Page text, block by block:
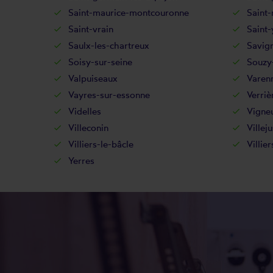
Saint-maurice-montcouronne
Saint-vrain
Saulx-les-chartreux
Soisy-sur-seine
Valpuiseaux
Vayres-sur-essonne
Videlles
Villeconin
Villiers-le-bâcle
Yerres